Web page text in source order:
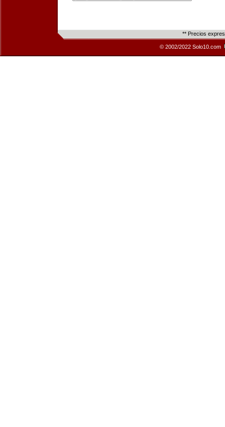
** Precios
© 2002/2022 Solo10.com